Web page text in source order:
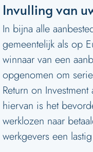
Invulling van
In bijna alle
gemeentelijk als op
winnaar van een
opgenomen om
Return on
hiervan is het
werklozen naar
werkgevers een